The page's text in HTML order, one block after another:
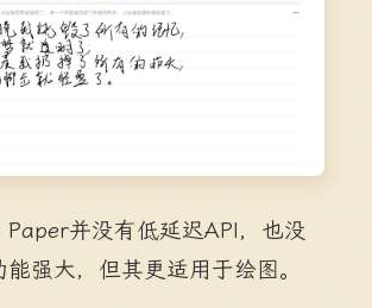
并没有低延迟API，也没
强大，但其更适用于绘图。